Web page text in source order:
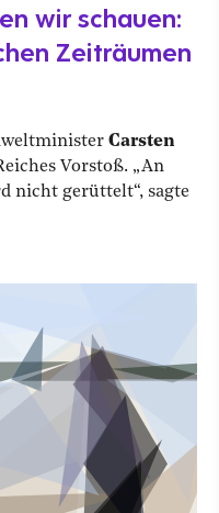
wir schauen:
Zeiträumen
Carsten
Vorstoß. „An
nicht gerüttelt“, sagte